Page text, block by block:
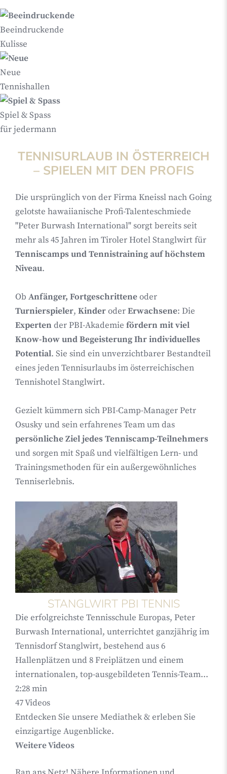
Beeindruckende
Kulisse
Neue
Tennishallen
Spiel & Spass
für jedermann
TENNISURLAUB IN ÖSTERREICH
– SPIELEN MIT DEN PROFIS
Die ursprünglich von der Firma Kneissl nach Going
gelotste hawaiianische Profi-Talenteschmiede
"Peter Burwash International" sorgt bereits seit
mehr als 45 Jahren im Tiroler Hotel Stanglwirt für
Tenniscamps und Tennistraining auf höchstem
Niveau.
Ob Anfänger, Fortgeschritteneoder
Turnierspieler, KinderoderErwachsene: Die
Expertender PBI-Akademie fördern mit viel
Know-how und Begeisterung Ihr individuelles
Potential. Sie sind ein unverzichtbarer Bestandteil
eines jeden Tennisurlaubs im österreichischen
Tennishotel Stanglwirt.
Gezielt kümmern sich PBI-Camp-Manager Petr
Osusky und sein erfahrenes Team um das
persönliche Ziel jedes Tenniscamp-Teilnehmers
und sorgen mit Spaß und vielfältigen Lern- und
Trainingsmethoden für ein außergewöhnliches
Tenniserlebnis.
STANGLWIRT PBI TENNIS
Die erfolgreichste Tennisschule Europas, Peter
Burwash International, unterrichtet ganzjährig im
Tennisdorf Stanglwirt, bestehend aus 6
Hallenplätzen und 8 Freiplätzen und einem
internationalen, top-ausgebildeten Tennis-Team...
2:28 min
47Videos
Entdecken Sie unsere Mediathek & erleben Sie
einzigartige Augenblicke.
Weitere Videos